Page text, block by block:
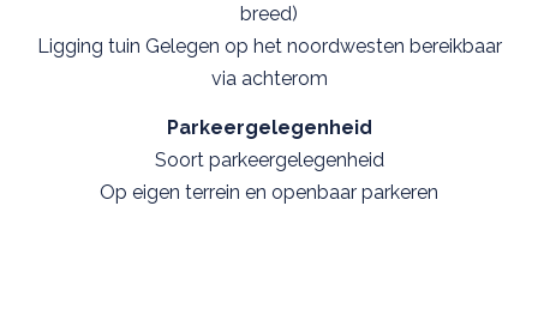
breed)
Ligging tuin Gelegen op het noordwesten bereikbaar
via achterom
Parkeergelegenheid
Soort parkeergelegenheid
Op eigen terrein en openbaar parkeren